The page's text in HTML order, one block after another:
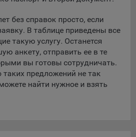
без справок просто, если
В таблице приведены все
такую услугу. Останется
анкету, отправить ее в те
вы готовы сотрудничать.
таких предложений не так
найти нужное и взять